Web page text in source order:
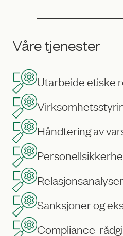
Våre tjenester
Utarbeide etiske
Håndtering av
Relasjonsanalyser
Sanksjoner og
Compliance-